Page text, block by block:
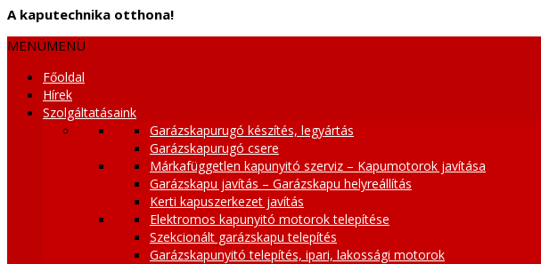
A kaputechnika otthona!
MENÜMENÜ
Főoldal
Hírek
Szolgáltatásaink
Garázskapurugó készítés, legyártás
Garázskapurugó csere
Márkafüggetlen kapunyitó szerviz – Kapumotorok javítása
Garázskapu javítás – Garázskapu helyreállítás
Kerti kapuszerkezet javítás
Elektromos kapunyitó motorok telepítése
Szekcionált garázskapu telepítés
Garázskapunyitó telepítés, ipari, lakossági motorok